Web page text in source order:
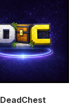
DeadChest